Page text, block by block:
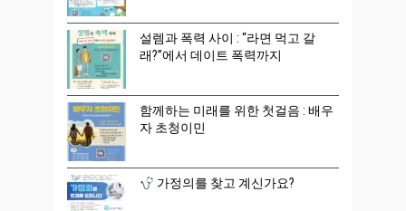
설렘과 폭력 사이 : “라면 먹고 갈
래?”에서 데이트 폭력까지
함께하는 미래를 위한 첫걸음 : 배우
자 초청이민
가정의를 찾고 계신가요?